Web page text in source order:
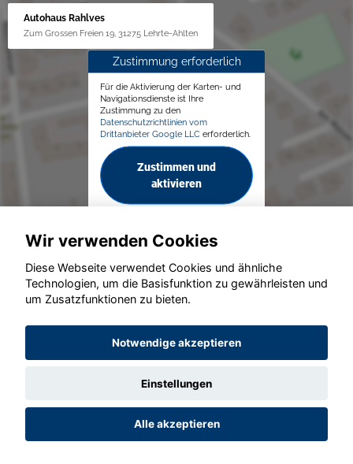
Autohaus Rahlves
Zum Grossen Freien 19, 31275 Lehrte-Ahlten
Zustimmung erforderlich
Für die Aktivierung der Karten- und
Navigationsdienste ist Ihre
Zustimmung zu den
Datenschutzrichtlinien vom
Drittanbieter Google LLC erforderlich.
Zustimmen und
aktivieren
© konjunkturmotor.de GmbH 2020 - 2026
Wir verwenden Cookies
Diese Webseite verwendet Cookies und ähnliche
Technologien, um die Basisfunktion zu gewährleisten und
um Zusatzfunktionen zu bieten.
Notwendige akzeptieren
Einstellungen
Alle akzeptieren